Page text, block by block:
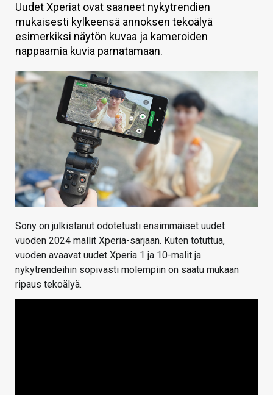
TIETOA
HINTA.FI
VAIHDA TEEMA
HAKU
Uudet Xperiat ovat saaneet nykytrendien
mukaisesti kylkeensä annoksen tekoälyä
esimerkiksi näytön kuvaa ja kameroiden
nappaamia kuvia parnatamaan.
Sony on julkistanut odotetusti ensimmäiset uudet
vuoden 2024 mallit Xperia-sarjaan. Kuten totuttua,
vuoden avaavat uudet Xperia 1 ja 10-malit ja
nykytrendeihin sopivasti molempiin on saatu mukaan
ripaus tekoälyä.